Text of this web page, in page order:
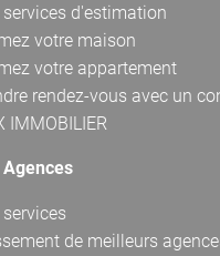
services d'estimation
votre maison
votre appartement
rendez-vous avec un
IMMOBILIER
Agences
de meilleurs